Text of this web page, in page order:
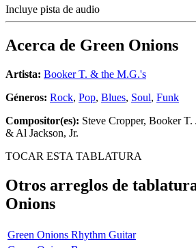
Incluye pista de audio
Acerca de Green Onions
Artista: Booker T. & the M.G.'s
Géneros: Rock, Pop, Blues, Soul, Funk
Compositor(es): Steve Cropper, Booker
& Al Jackson, Jr.
TOCAR ESTA TABLATURA
Otros arreglos de
Onions
Green Onions Rhythm Guitar